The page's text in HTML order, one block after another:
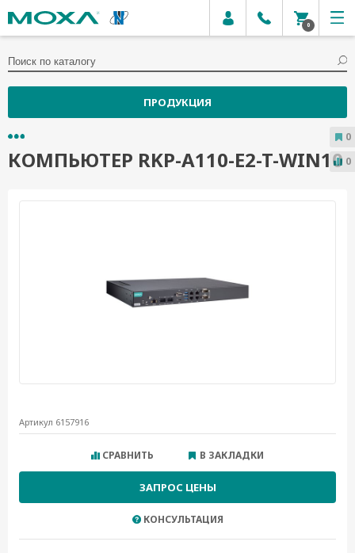
0
ПРОДУКЦИЯ
КОМПЬЮТЕР RKP-A110-E2-T-WIN10
Артикул 6157916
СРАВНИТЬ В ЗАКЛАДКИ
ЗАПРОС ЦЕНЫ
КОНСУЛЬТАЦИЯ
0
0